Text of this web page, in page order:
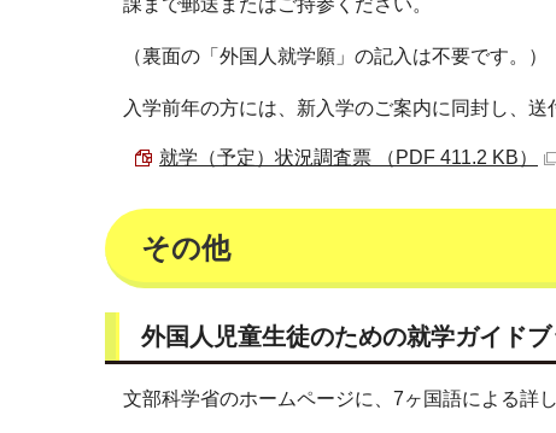
課まで郵送またはご持参ください。
（裏面の「外国人就学願」の記入は不要です。）
入学前年の方には、新入学のご案内に同封し、送
就学（予定）状況調査票 （PDF 411.2 KB）
その他
外国人児童生徒のための就学ガイドブ
文部科学省のホームページに、7ヶ国語による詳